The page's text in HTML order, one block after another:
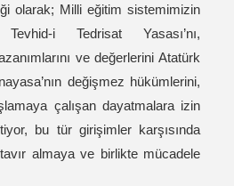
olarak; Milli eğitim sistemimizin
i Tedrisat Yasası’nı,
ve değerlerini Atatürk
değişmez hükümlerini,
çalışan dayatmalara izin
bu tür girişimler karşısında
almaya ve birlikte mücadele